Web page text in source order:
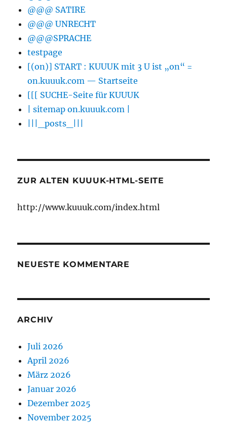
@@@ SATIRE
@@@ UNRECHT
@@@SPRACHE
testpage
[(on)] START : KUUUK mit 3 U ist „on“ =
on.kuuuk.com — Startseite
[[[ SUCHE-Seite für KUUUK
| sitemap on.kuuuk.com |
|||_posts_|||
ZUR ALTEN KUUUK-HTML-SEITE
http://www.kuuuk.com/index.html
NEUESTE KOMMENTARE
ARCHIV
Juli 2026
April 2026
März 2026
Januar 2026
Dezember 2025
November 2025